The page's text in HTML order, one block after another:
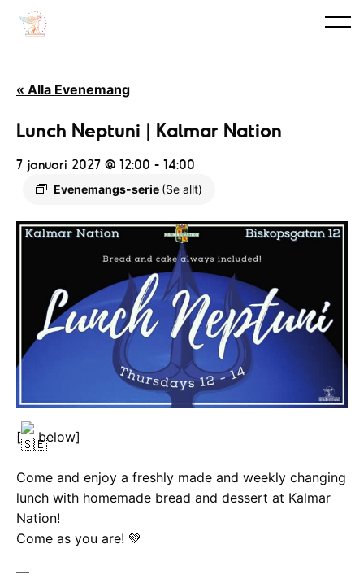
« Alla Evenemang
Lunch Neptuni | Kalmar Nation
7 januari 2027 @ 12:00 - 14:00
Evenemangs-serie (Se allt)
[ below]
Come and enjoy a freshly made and weekly changing
lunch with homemade bread and dessert at Kalmar
Nation!
Come as you are! 💚
—